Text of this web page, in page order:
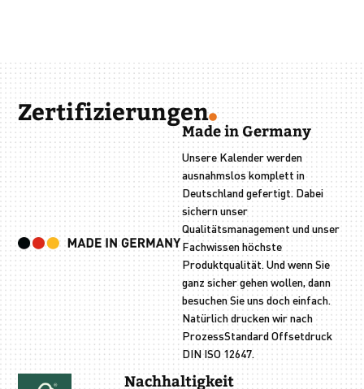
Zertifizierungen
Made in Germany
Unsere Kalender werden
ausnahmslos komplett in
Deutschland gefertigt. Dabei
sichern unser
Qualitätsmanagement und unser
Fachwissen höchste
Produktqualität. Und wenn Sie
ganz sicher gehen wollen, dann
besuchen Sie uns doch einfach.
Natürlich drucken wir nach
ProzessStandard Offsetdruck
DIN ISO 12647.
Nachhaltigkeit